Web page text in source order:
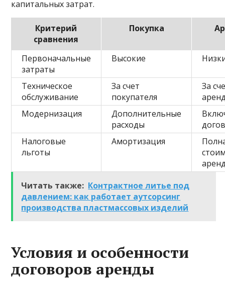
капитальных затрат.
Критерий
сравнения
Покупка
Первоначальные
затраты
Высокие
Техническое
обслуживание
За счет
покупателя
За
Модернизация
Дополнительные
расходы
Налоговые
льготы
Амортизация
Читать также: Контрактное литье под
давлением: как работает аутсорсинг
производства пластмассовых изделий
Условия и особенности
договоров аренды